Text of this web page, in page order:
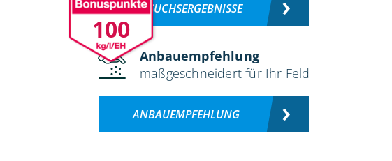
100
VERSUCHSERGEBNISSE
Anbauempfehlung
maßgeschneidert für Ihr Feld
ANBAUEMPFEHLUNG